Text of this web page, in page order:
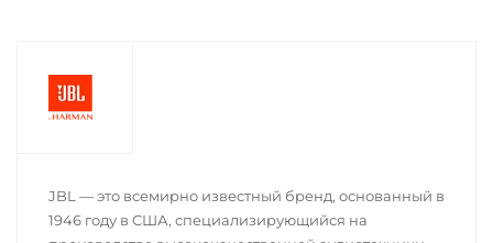
JBL — это всемирно известный бренд, основанный в
1946 году в США, специализирующийся на